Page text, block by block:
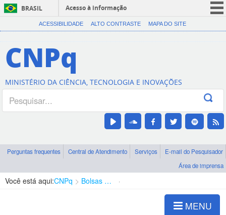
BRASIL
Acesso à informação
CORONAVÍRUS (COVID-19)
Canais
ACESSIBILIDADE ALTO CONTRASTE MAPA DO SITE
CNPq
MINISTÉRIO DA CIÊNCIA, TECNOLOGIA E INOVAÇÕES
Perguntas frequentes Central de Atendimento Serviços
E-mail do Pesquisador
Área de imprensa
Você está aqui:CNPq Bolsas e Auxílios Vigentes
MENU